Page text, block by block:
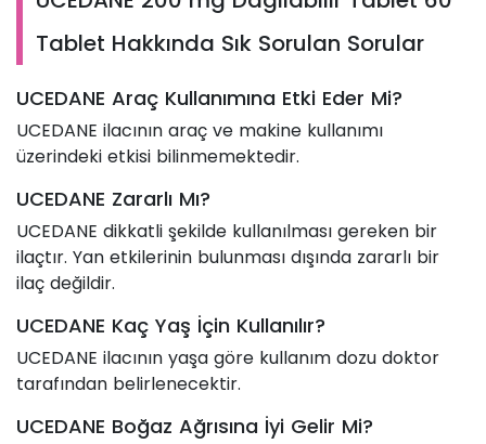
Tablet Hakkında Sık Sorulan Sorular
UCEDANE Araç Kullanımına Etki Eder Mi?
UCEDANE ilacının araç ve makine kullanımı
üzerindeki etkisi bilinmemektedir.
UCEDANE Zararlı Mı?
UCEDANE dikkatli şekilde kullanılması gereken bir
ilaçtır. Yan etkilerinin bulunması dışında zararlı bir
ilaç değildir.
UCEDANE Kaç Yaş İçin Kullanılır?
UCEDANE ilacının yaşa göre kullanım dozu doktor
tarafından belirlenecektir.
UCEDANE Boğaz Ağrısına İyi Gelir Mi?